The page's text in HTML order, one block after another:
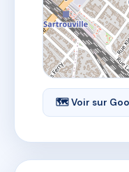
🗺 Voir sur